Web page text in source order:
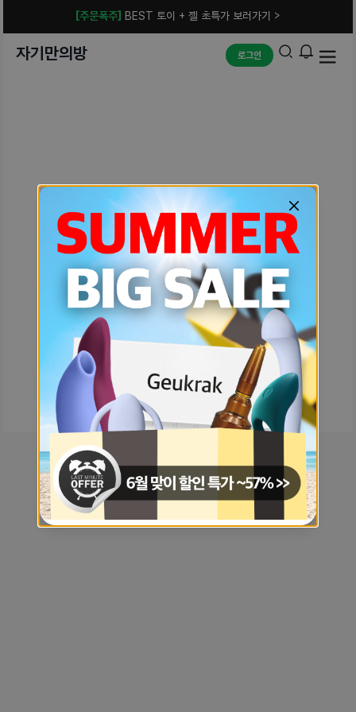
[주문폭주] BEST 토이 + 젤 초특가 보러가기 >
자기만의방 로그인
예상치 못한 에러입니다.